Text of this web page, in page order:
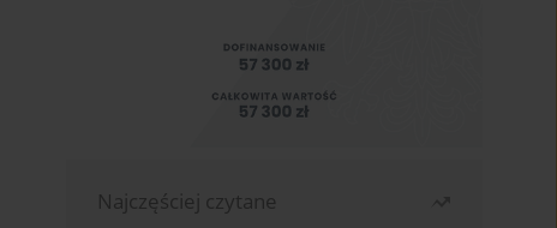
Najczęściej czytane